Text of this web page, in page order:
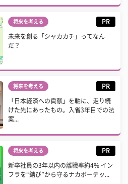
将来を考える PR
未来を創る「シャカカチ」ってなん
だ？
将来を考える PR
「日本経済への貢献」を軸に、走り続
けた先にあったもの。入省3年目での法
案...
将来を考える PR
新卒社員の3年以内の離職率約4% イン
フラを“錆び”から守るナカボーテッ...